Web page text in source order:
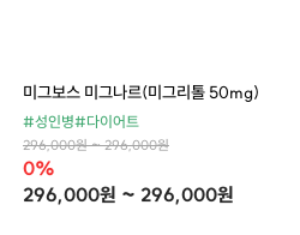
미그보스 미그나르(미그리톨 50mg)
#성인병#다이어트
296,000원 ~ 296,000원
0%
296,000원 ~ 296,000원